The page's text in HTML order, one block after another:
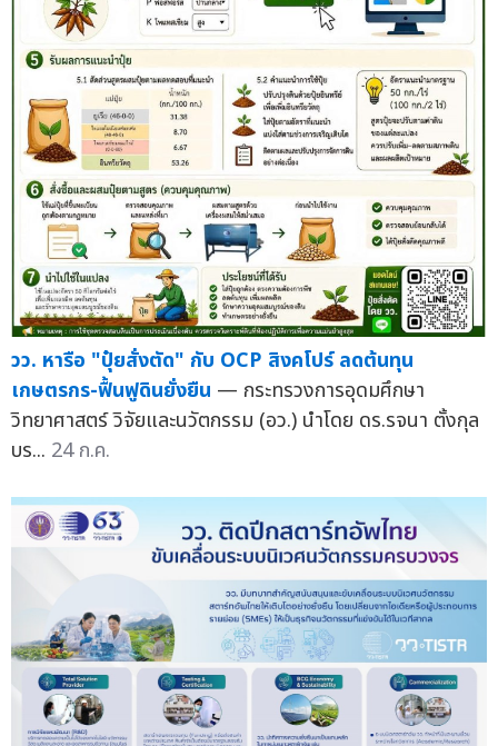
วว. หารือ "ปุ๋ยสั่งตัด" กับ OCP สิงคโปร์ ลดต้นทุน
เกษตรกร-ฟื้นฟูดินยั่งยืน — กระทรวงการอุดมศึกษา
วิทยาศาสตร์ วิจัยและนวัตกรรม (อว.) นำโดย ดร.รจนา ตั้งกุล
บร... 24 ก.ค.